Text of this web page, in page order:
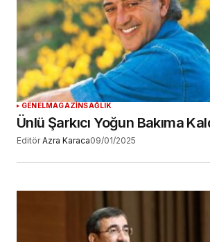
GENELMAGAZİN SAĞLIK
Ünlü Şarkıcı Yoğun Bakıma
Editör Azra Karaca09/01/2025